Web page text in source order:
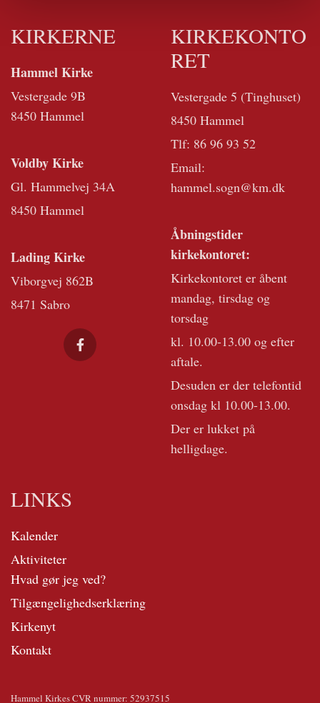
KIRKERNE
Hammel Kirke
Vestergade 9B
8450 Hammel
Voldby Kirke
Gl. Hammelvej 34A
8450 Hammel
Lading Kirke
Viborgvej 862B
8471 Sabro
KIRKEKONTO
RET
Vestergade 5 (Tinghuset)
8450 Hammel
Tlf: 86 96 93 52
Email:
hammel.sogn@km.dk
Åbningstider
kirkekontoret:
Kirkekontoret er åbent
mandag, tirsdag og
torsdag
kl. 10.00-13.00 og efter
aftale.
Desuden er der telefontid
onsdag kl 10.00-13.00.
Der er lukket på
helligdage.
LINKS
Kalender
Aktiviteter
Hvad gør jeg ved?
Tilgængelighedserklæring
Kirkenyt
Kontakt
Hammel Kirkes CVR nummer: 52937515